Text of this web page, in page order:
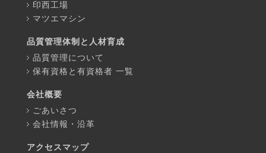
印西工場
マツエマシン
品質管理体制と人材育成
品質管理について
保有資格と有資格者 一覧
会社概要
ごあいさつ
会社情報・沿革
アクセスマップ